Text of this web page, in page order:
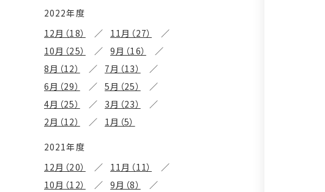
2022年度
12月（18）
11月（27）
10月（25）
9月（16）
8月（12）
7月（13）
6月（29）
5月（25）
4月（25）
3月（23）
2月（12）
1月（5）
2021年度
12月（20）
11月（11）
10月（12）
9月（8）